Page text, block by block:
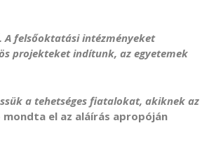
A felsőoktatási intézményeket
projekteket indítunk, az egyetemek
a tehetséges fiatalokat, akiknek az
mondta el az aláírás apropóján